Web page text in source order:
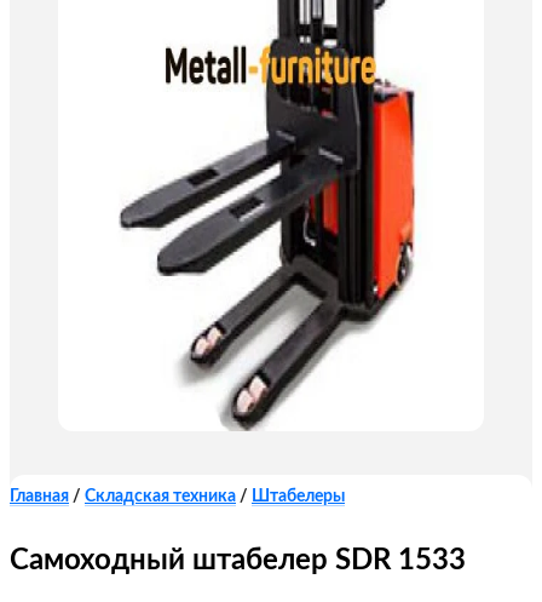
Главная / Складская техника / Штабелеры
Самоходный штабелер SDR 1533